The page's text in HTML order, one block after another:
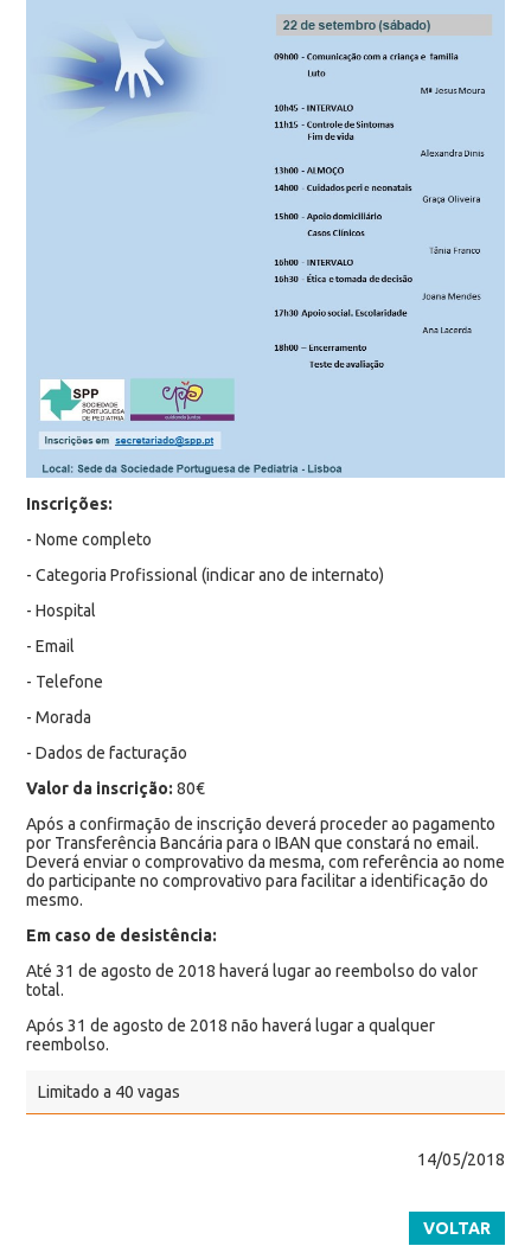
Inscrições:
- Nome completo
- Categoria Profissional (indicar ano de internato)
- Hospital
- Email
- Telefone
- Morada
- Dados de facturação
Valor da inscrição: 80€
Após a confirmação de inscrição deverá proceder ao pagamento
por Transferência Bancária para o IBAN que constará no email.
Deverá enviar o comprovativo da mesma, com referência ao nome
do participante no comprovativo para facilitar a identificação do
mesmo.
Em caso de desistência:
Até 31 de agosto de 2018 haverá lugar ao reembolso do valor
total.
Após 31 de agosto de 2018 não haverá lugar a qualquer
reembolso.
Limitado a 40 vagas
14/05/2018
VOLTAR